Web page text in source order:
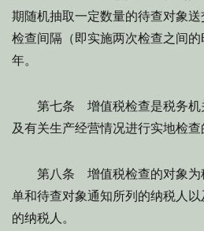
期随机抽取一定数量的待查对象
检查间隔（即实施两次检查之间
年。
第七条 增值税检查是税务机
及有关生产经营情况进行实地检查
第八条 增值税检查的对象为
单和待查对象通知所列的纳税人
的纳税人。